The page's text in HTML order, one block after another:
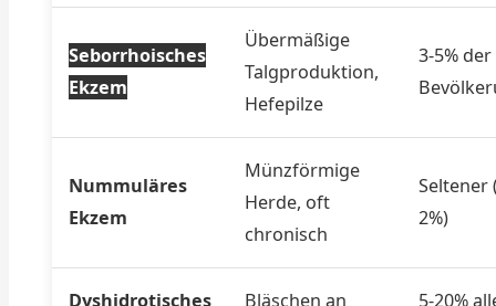
Seborrhoisches
Ekzem
Übermäßige
Talgproduktion,
Hefepilze
3-5% der
Nummuläres
Ekzem
Münzförmige
Herde, oft
chronisch
Seltener
2%)
Dyshidrotisches
Bläschen an
5-20%